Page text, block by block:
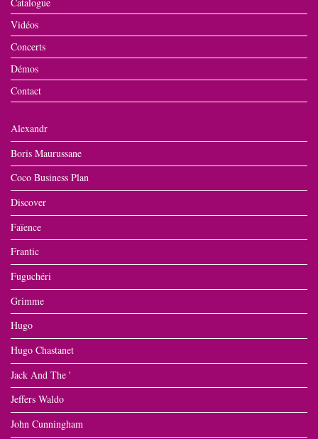
Catalogue
Vidéos
Concerts
Démos
Contact
Alexandr
Boris Maurussane
Coco Business Plan
Discover
Faïence
Frantic
Fuguchéri
Grimme
Hugo
Hugo Chastanet
Jack And The '
Jeffers Waldo
John Cunningham